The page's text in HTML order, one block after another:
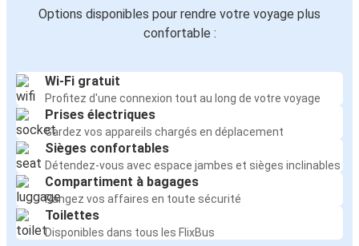
Options disponibles pour rendre votre voyage plus
confortable :
Wi-Fi gratuit
Profitez d'une connexion tout au long de votre voyage
Prises électriques
Gardez vos appareils chargés en déplacement
Sièges confortables
Détendez-vous avec espace jambes et sièges inclinables
Compartiment à bagages
Rangez vos affaires en toute sécurité
Toilettes
Disponibles dans tous les FlixBus